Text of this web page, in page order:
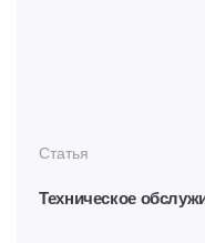
Статья
Техническое